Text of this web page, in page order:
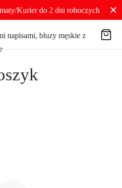
Kurier do 2 dni roboczych